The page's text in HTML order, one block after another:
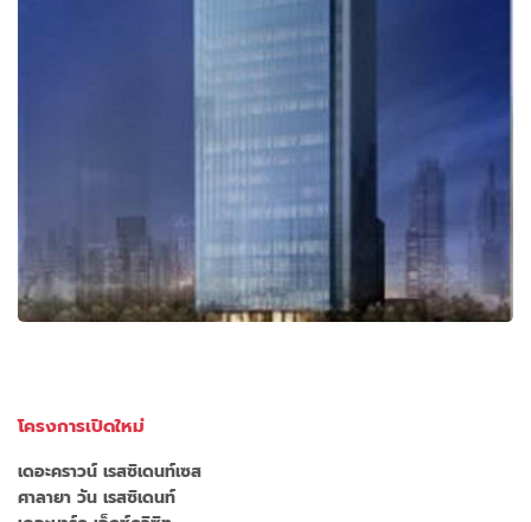
โครงการเปิดใหม่
เดอะคราวน์ เรสซิเดนท์เซส
ศาลายา วัน เรสซิเดนท์